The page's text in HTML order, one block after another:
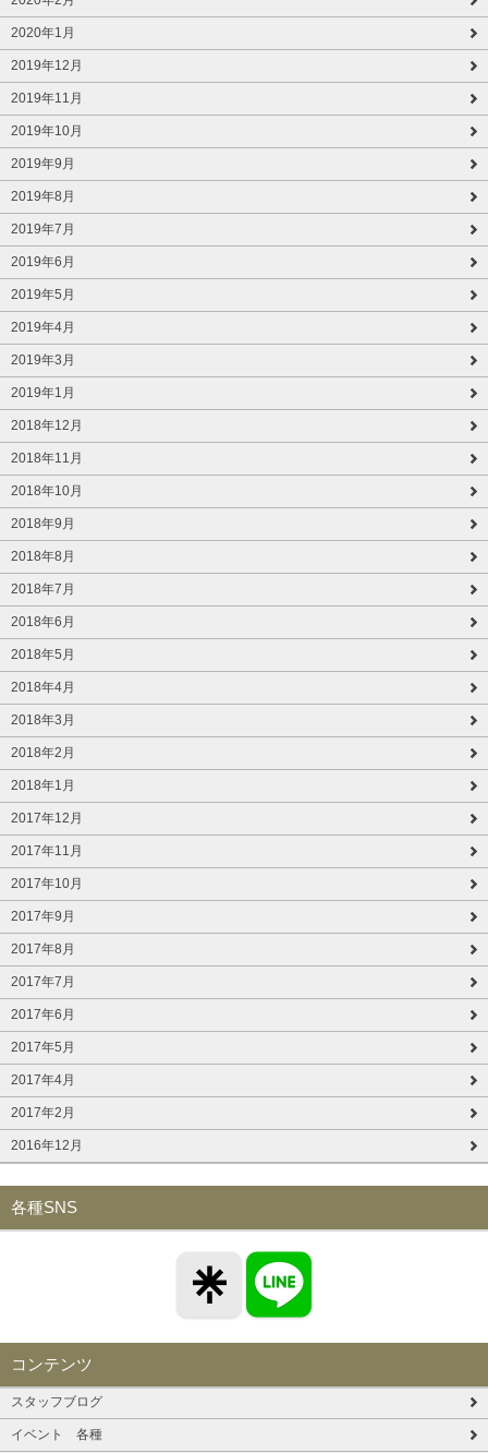
2020年1月
2019年12月
2019年11月
2019年10月
2019年9月
2019年8月
2019年7月
2019年6月
2019年5月
2019年4月
2019年3月
2019年1月
2018年12月
2018年11月
2018年10月
2018年9月
2018年8月
2018年7月
2018年6月
2018年5月
2018年4月
2018年3月
2018年2月
2018年1月
2017年12月
2017年11月
2017年10月
2017年9月
2017年8月
2017年7月
2017年6月
2017年5月
2017年4月
2017年2月
2016年12月
各種SNS
コンテンツ
スタッフブログ
イベント 各種